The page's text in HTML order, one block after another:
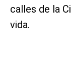
calles de la
vida.